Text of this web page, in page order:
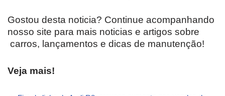
Gostou desta noticia? Continue acompanhando
nosso site para mais noticias e artigos sobre
carros, lançamentos e dicas de manutenção!
Veja mais!